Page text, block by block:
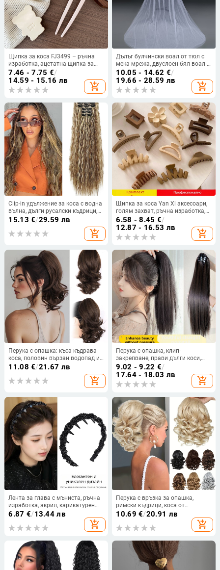
Щипка за коса FJ3499 – ръчна
изработка, ацетатна щипка за
коса, стил фея, свежа и сладка.
7.46 - 7.75 €/
14.59 - 15.16 лв
add_shopping_cart
Дълъг булчински воал от тюл с
мека мрежа, двуслоен бял воал с
метален гребен
10.05 - 14.62 €/
19.66 - 28.59 лв
add_shopping_cart
Clip-in удължение за коса с водна
вълна, дълги русалски къдрици,
термоустойчиво синтетично
15.13 €/29.59 лв
add_shopping_cart
Щипка за коса Yan Xi аксесоари,
голям захват, ръчна изработка,
пластмасова, аксесоар за глава
за жени
6.58 - 8.45 €/
12.87 - 16.53 лв
add_shopping_cart
Перука с опашка: къса къдрава
коса, половин вързан водопад и
щипка за закрепване,
фибър
11.08 €/21.67 лв
add_shopping_cart
Перука с опашка, клип-
закрепване, прави дълги коси,
естествен вид, термоустойчива
нишка
9.02 - 9.22 €/
17.64 - 18.03 лв
add_shopping_cart
Лента за глава с мъниста, ръчна
изработка, акрил, карикатурен
стил, за жени, пролет 2025
6.87 €/13.44 лв
add_shopping_cart
Перука с връзка за опашка,
римски къдрици, коса от
високотемпературно влакно,
механично изработване, за жени,
подходяща за всички тони на
10.69 €/20.91 лв
add_shopping_cart